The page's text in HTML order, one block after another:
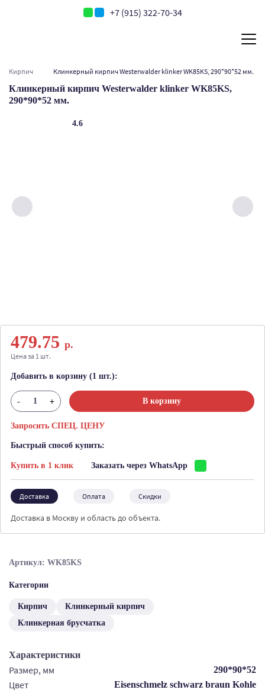
+7 (915) 322-70-34
Кирпич Клинкерный кирпич Westerwalder klinker WK85KS, 290*90*52 мм.
Клинкерный кирпич Westerwalder klinker WK85KS,
290*90*52 мм.
4.6
Артикул: WK85KS
Категории
Кирпич
Клинкерный кирпич
Клинкерная брусчатка
Характеристики
Размер, мм 290*90*52
Цвет Eisenschmelz schwarz braun Kohle
479.75 р.
Цена за 1 шт.
Добавить в корзину (1 шт.):
- + В корзину
Запросить СПЕЦ. ЦЕНУ
Быстрый способ купить:
Купить в 1 клик Заказать через WhatsApp
Доставка Оплата Скидки
Доставка в Москву и область до объекта.